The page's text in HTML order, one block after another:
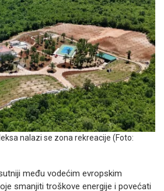
nalazi se zona rekreacije (Foto:
među vodećim evropskim
smanjiti troškove energije i povećati